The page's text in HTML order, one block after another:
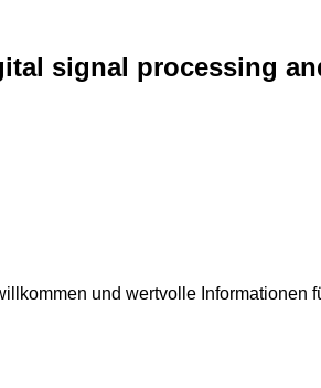
signal processing
und wertvolle Informationen